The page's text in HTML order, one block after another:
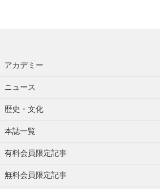
アカデミー
ニュース
歴史・文化
本誌一覧
有料会員限定記事
無料会員限定記事